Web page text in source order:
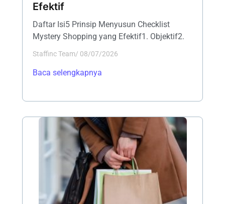
Efektif
Daftar Isi5 Prinsip Menyusun Checklist
Mystery Shopping yang Efektif1. Objektif2.
Staffinc Team/ 08/07/2026
Baca selengkapnya